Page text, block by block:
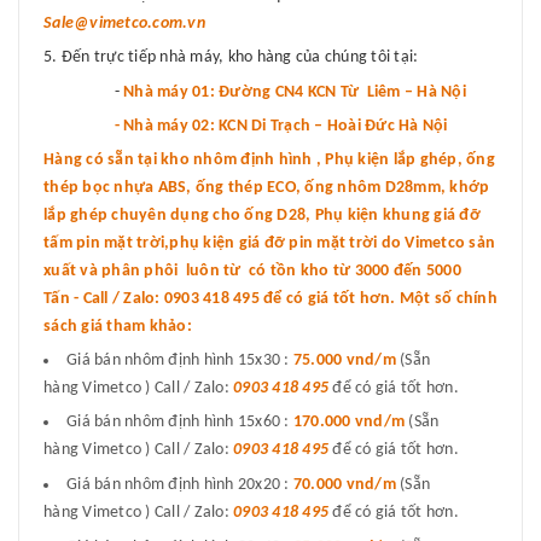
Sale@vimetco.com.vn
Đến trực tiếp nhà máy, kho hàng của chúng tôi tại:
- Nhà máy 01: Đường CN4 KCN Từ Liêm – Hà Nội
- Nhà máy 02: KCN Di Trạch – Hoài Đức Hà Nội
Hàng có sẵn tại kho nhôm định hình , Phụ kiện lắp ghép, ống
thép bọc nhựa ABS, ống thép ECO, ống nhôm D28mm, khớp
lắp ghép chuyên dụng cho ống D28, Phụ kiện khung giá đỡ
tấm pin mặt trời,phụ kiện giá đỡ pin mặt trời do Vimetco sản
xuất và phân phôi luôn từ có tồn kho từ 3000 đến 5000
Tấn - Call / Zalo: 0903 418 495 để có giá tốt hơn. Một số chính
sách giá tham khảo:
Giá bán nhôm định hình 15x30 : 75.000 vnd/m (Sẵn
hàng Vimetco ) Call / Zalo: 0903 418 495 để có giá tốt hơn.
Giá bán nhôm định hình 15x60 : 170.000 vnd/m (Sẵn
hàng Vimetco ) Call / Zalo: 0903 418 495 để có giá tốt hơn.
Giá bán nhôm định hình 20x20 : 70.000 vnd/m (Sẵn
hàng Vimetco ) Call / Zalo: 0903 418 495 để có giá tốt hơn.